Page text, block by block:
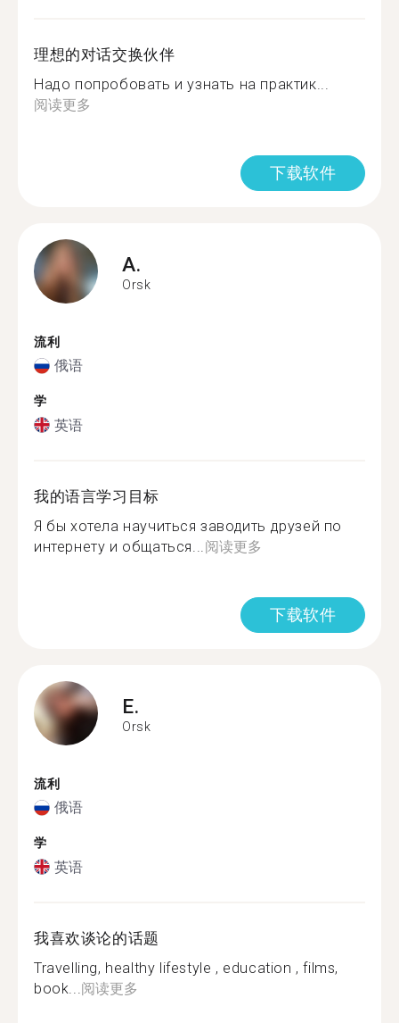
理想的对话交换伙伴
Надо попробовать и узнать на практик...
阅读更多
下载软件
A.
Orsk
流利
俄语
学
英语
我的语言学习目标
Я бы хотела научиться заводить друзей по
интернету и общаться... 阅读更多
下载软件
E.
Orsk
流利
俄语
学
英语
我喜欢谈论的话题
Travelling, healthy lifestyle , education , films,
book... 阅读更多